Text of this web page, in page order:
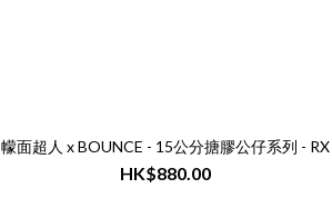
幪面超人 x BOUNCE - 15公分搪膠公仔系列 - RX
HK$880.00